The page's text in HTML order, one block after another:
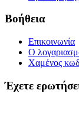
Βοήθεια
Επικοινωνία
Ο
Χαμένος
Έχετε